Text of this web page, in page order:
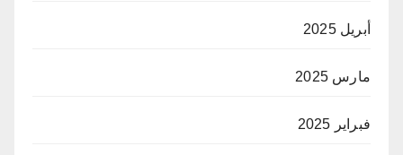
أبريل 2025
مارس 2025
فبراير 2025